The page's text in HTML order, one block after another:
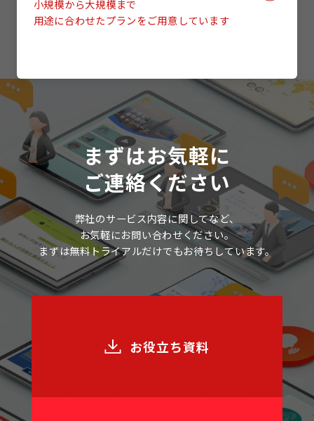
小規模から大規模まで
用途に合わせたプランをご用意しています
まずはお気軽に
ご連絡ください
弊社のサービス内容に関してなど、
お気軽にお問い合わせください。
まずは無料トライアルだけでもお待ちしています。
お役立ち資料